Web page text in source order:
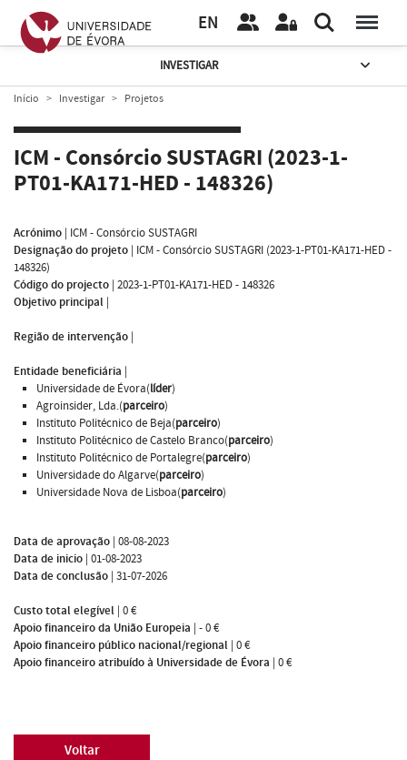
EN
INVESTIGAR
Início Investigar Projetos
ICM - Consórcio SUSTAGRI (2023-1-
PT01-KA171-HED - 148326)
Acrónimo | ICM - Consórcio SUSTAGRI
Designação do projeto | ICM - Consórcio SUSTAGRI (2023-1-PT01-KA171-HED -
148326)
Código do projecto | 2023-1-PT01-KA171-HED - 148326
Objetivo principal |
Região de intervenção |
Entidade beneficiária |
Universidade de Évora(líder)
Agroinsider, Lda.(parceiro)
Instituto Politécnico de Beja(parceiro)
Instituto Politécnico de Castelo Branco(parceiro)
Instituto Politécnico de Portalegre(parceiro)
Universidade do Algarve(parceiro)
Universidade Nova de Lisboa(parceiro)
Data de aprovação | 08-08-2023
Data de inicio | 01-08-2023
Data de conclusão | 31-07-2026
Custo total elegível | 0 €
Apoio financeiro da União Europeia | - 0 €
Apoio financeiro público nacional/regional | 0 €
Apoio financeiro atribuído à Universidade de Évora | 0 €
Voltar